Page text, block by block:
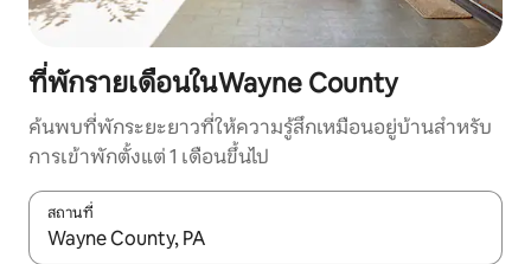
ที่พักรายเดือนในWayne County
ค้นพบที่พักระยะยาวที่ให้ความรู้สึกเหมือนอยู่บ้านสำหรับ
การเข้าพักตั้งแต่ 1 เดือนขึ้นไป
สถานที่
ใช้ลูกศรขึ้นลง หรือใช้การสัมผัสหรือปัด เพื่อสำรวจผลการค้นหา